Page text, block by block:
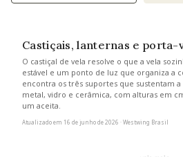
Castiçais, lanternas e porta-
O castiçal de vela resolve o que a vela
estável e um ponto de luz que organiza a
encontra os três suportes que sustentam
metal, vidro e cerâmica, com alturas em
um aceita.
Atualizado em 16 de junho de 2026 · Westwing Brasil